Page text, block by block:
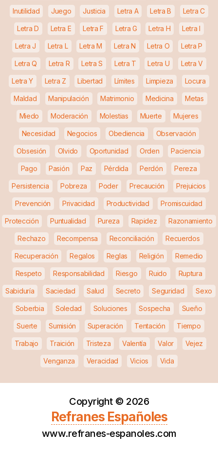
Inutilidad Juego Justicia Letra A Letra B Letra C
Letra D Letra E Letra F Letra G Letra H Letra I
Letra J Letra L Letra M Letra N Letra O Letra P
Letra Q Letra R Letra S Letra T Letra U Letra V
Letra Y Letra Z Libertad Límites Limpieza Locura
Maldad Manipulación Matrimonio Medicina Metas
Miedo Moderación Molestias Muerte Mujeres
Necesidad Negocios Obediencia Observación
Obsesión Olvido Oportunidad Orden Paciencia
Pago Pasión Paz Pérdida Perdón Pereza
Persistencia Pobreza Poder Precaución Prejuicios
Prevención Privacidad Productividad Promiscuidad
Protección Puntualidad Pureza Rapidez Razonamiento
Rechazo Recompensa Reconciliación Recuerdos
Recuperación Regalos Reglas Religión Remedio
Respeto Responsabilidad Riesgo Ruido Ruptura
Sabiduría Saciedad Salud Secreto Seguridad Sexo
Soberbia Soledad Soluciones Sospecha Sueño
Suerte Sumisión Superación Tentación Tiempo
Trabajo Traición Tristeza Valentía Valor Vejez
Venganza Veracidad Vicios Vida
Copyright © 2026
Refranes Españoles
www.refranes-espanoles.com